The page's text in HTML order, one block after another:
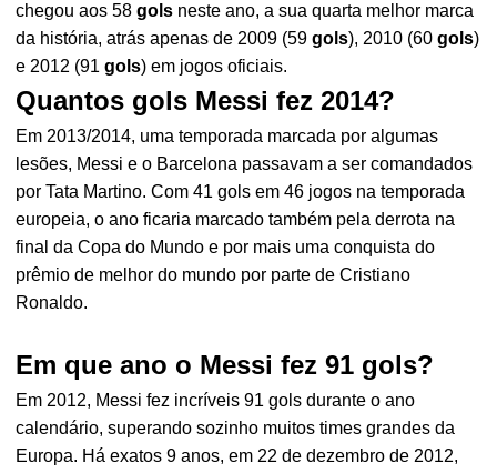
chegou aos 58gols neste ano, a sua quarta melhor marca
da história, atrás apenas de 2009 (59gols), 2010 (60gols)
e 2012 (91gols) em jogos oficiais.
Quantos gols Messi fez 2014?
Em 2013/2014, uma temporada marcada por algumas
lesões, Messi e o Barcelona passavam a ser comandados
por Tata Martino. Com 41 gols em 46 jogos na temporada
europeia, o ano ficaria marcado também pela derrota na
final da Copa do Mundo e por mais uma conquista do
prêmio de melhor do mundo por parte de Cristiano
Ronaldo.
Em que ano o Messi fez 91 gols?
Em 2012, Messi fez incríveis 91 gols durante o ano
calendário, superando sozinho muitos times grandes da
Europa. Há exatos 9 anos, em 22 de dezembro de 2012,